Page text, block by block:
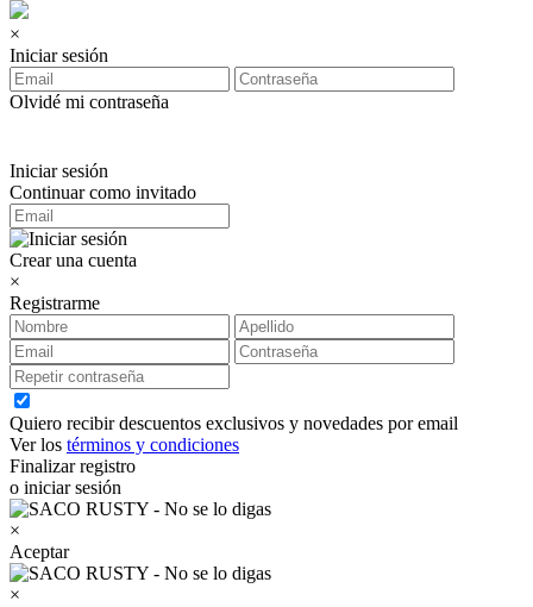
×
Iniciar sesión
Olvidé mi contraseña
Iniciar sesión
Continuar como invitado
Crear una cuenta
×
Registrarme
Quiero recibir descuentos exclusivos y novedades por email
Ver los términos y condiciones
Finalizar registro
o iniciar sesión
×
Aceptar
×